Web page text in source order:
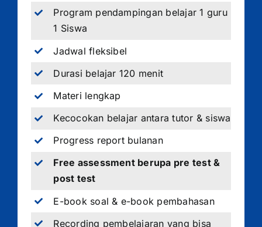
Program pendampingan belajar 1 guru
1 Siswa
Jadwal fleksibel
Durasi belajar 120 menit
Materi lengkap
Kecocokan belajar antara tutor & siswa
Progress report bulanan
Free assessment berupa pre test &
post test
E-book soal & e-book pembahasan
Recording pembelajaran yang bisa